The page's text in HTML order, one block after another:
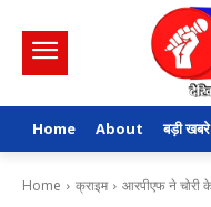
Home About बड़ी खबरे
Home क्राइम आरपीएफ ने चोरी